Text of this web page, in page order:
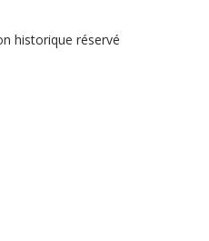
historique réservé